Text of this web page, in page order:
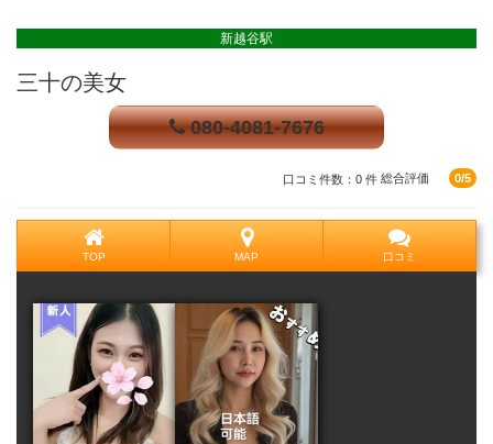
新越谷駅
三十の美女
080-4081-7676
口コミ件数：0 件 総合評価 0/5
TOP MAP 口コミ